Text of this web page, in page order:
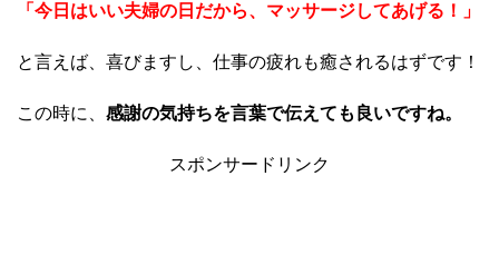
「今日はいい夫婦の日だから、マッサージしてあげる！」
と言えば、喜びますし、仕事の疲れも癒されるはずです！
この時に、 感謝の気持ちを言葉で伝えても良いですね。
スポンサードリンク